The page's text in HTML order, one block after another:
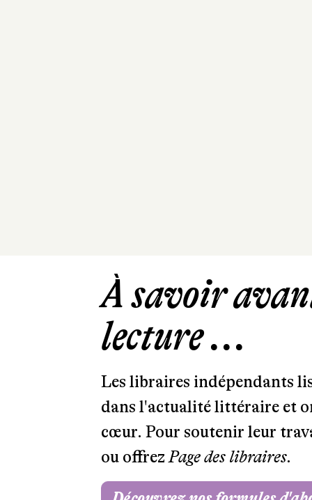
À savoir
lecture ...
Les libraires indépendants
dans l'actualité littéraire et
cœur. Pour soutenir leur
ou offrezPage des libraires.